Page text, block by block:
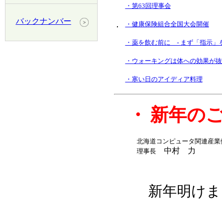
バックナンバー
・第63回理事会
・健康保険組合全国大会開催
・薬を飲む前に - まず「指示」
・ウォーキングは体への効果が
・寒い日のアイディア料理
・ 新年の
北海道コンピュータ関連産
理事長中村 力
新年明けま